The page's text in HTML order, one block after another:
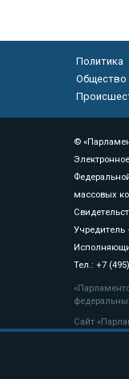
Политика
Общество
©
массовых
Учредитель
Тел.: +7
Сайт